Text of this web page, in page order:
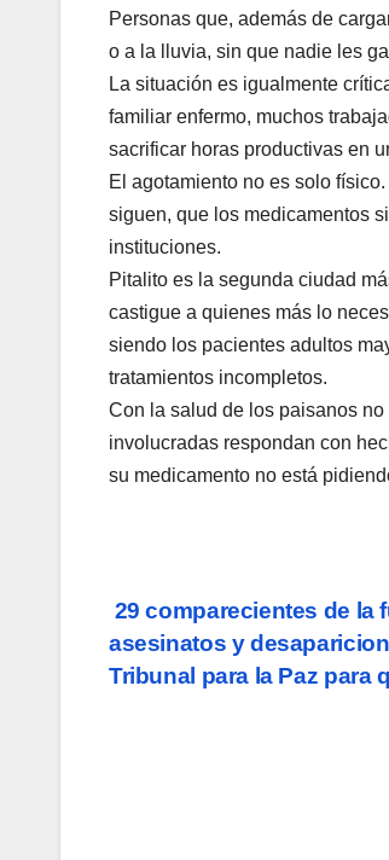
Personas que, además de
o a la lluvia, sin que nadie les
La situación es igualmente
familiar enfermo, muchos
sacrificar horas productivas en
El agotamiento no es solo
siguen, que los medicamentos
instituciones.
Pitalito es la segunda ciudad
castigue a quienes más lo
siendo los pacientes adultos
tratamientos incompletos.
Con la salud de los paisanos
involucradas respondan con
su medicamento no está
Navegación
de
29 comparecientes de la
asesinatos y
Tribunal para la Paz para